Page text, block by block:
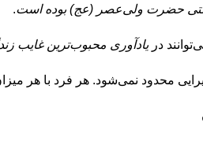
حضرت ولی‌عصر (عج) بوده است.
دریادآوری محبوب‌ترین غایب
محدود نمی‌شود. هر فرد با هر